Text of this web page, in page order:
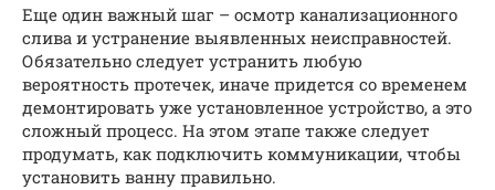
Еще один важный шаг – осмотр канализационного
слива и устранение выявленных неисправностей.
Обязательно следует устранить любую
вероятность протечек, иначе придется со временем
демонтировать уже установленное устройство, а это
сложный процесс. На этом этапе также следует
продумать, как подключить коммуникации, чтобы
установить ванну правильно.